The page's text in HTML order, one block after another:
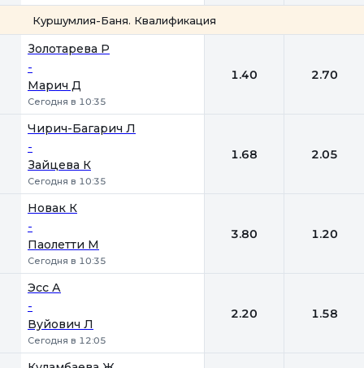
Куршумлия-Баня. Квалификация
Золотарева Р
-
Марич Д
Сегодня в 10:35
1.40 2.70
Чирич-Багарич Л
-
Зайцева К
Сегодня в 10:35
1.68 2.05
Новак К
-
Паолетти М
Сегодня в 10:35
3.80 1.20
Эсс А
-
Вуйович Л
Сегодня в 12:05
2.20 1.58